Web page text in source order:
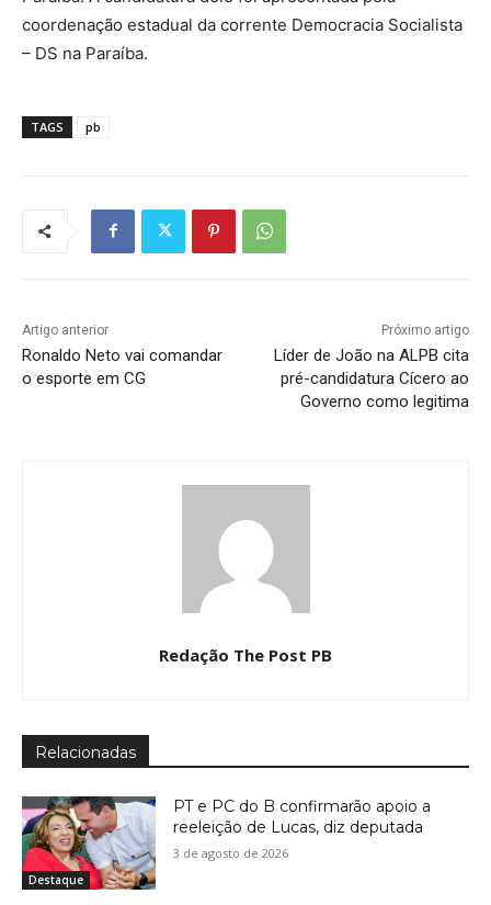
coordenação estadual da corrente Democracia Socialista
– DS na Paraíba.
TAGS pb
Artigo anterior
Ronaldo Neto vai comandar
o esporte em CG
Próximo artigo
Líder de João na ALPB cita
pré-candidatura Cícero ao
Governo como legitima
Redação The Post PB
Relacionadas
Destaque
PT e PC do B confirmarão apoio a
reeleição de Lucas, diz deputada
3 de agosto de 2026